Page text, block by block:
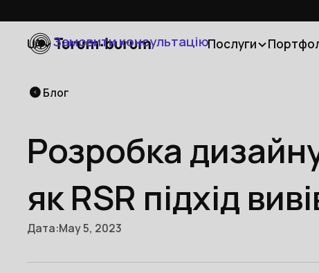
Послуги
UA Замовити консультацію
Блог
Розробка
як RSR підхід
Дата:May 5, 2023